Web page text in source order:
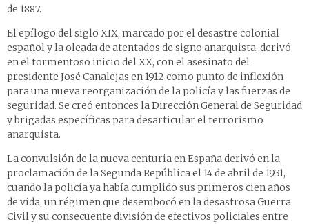
de 1887.
El epílogo del siglo XIX, marcado por el desastre colonial
español y la oleada de atentados de signo anarquista, derivó
en el tormentoso inicio del XX, con el asesinato del
presidente José Canalejas en 1912 como punto de inflexión
para una nueva reorganización de la policía y las fuerzas de
seguridad. Se creó entonces la Dirección General de Seguridad
y brigadas específicas para desarticular el terrorismo
anarquista.
La convulsión de la nueva centuria en España derivó en la
proclamación de la Segunda República el 14 de abril de 1931,
cuando la policía ya había cumplido sus primeros cien años
de vida, un régimen que desembocó en la desastrosa Guerra
Civil y su consecuente división de efectivos policiales entre